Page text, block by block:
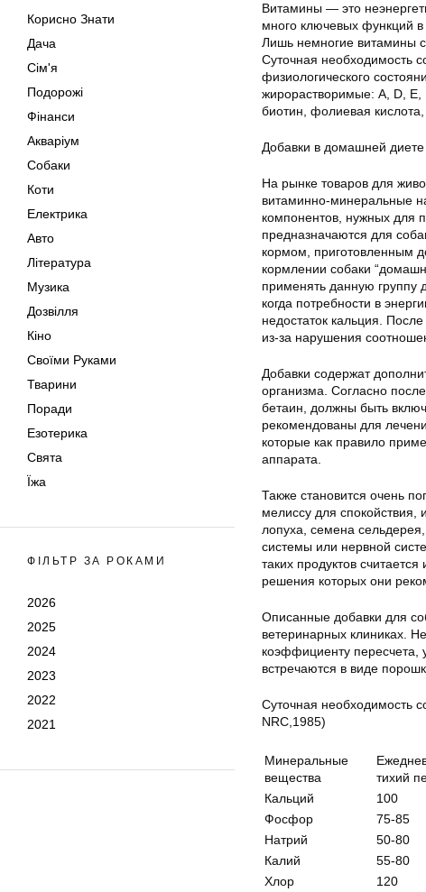
Корисно Знати
Дача
Сім'я
Подорожі
Фінанси
Акваріум
Собаки
Коти
Електрика
Авто
Література
Музика
Дозвілля
Кіно
Своїми Руками
Тварини
Поради
Езотерика
Свята
Їжа
ФІЛЬТР ЗА РОКАМИ
2026
2025
2024
2023
2022
2021
Витамины — это
много ключевых функций
Лишь немногие витамины
Суточная необходимость
физиологического
жирорастворимые: A, D, E,
биотин, фолиевая кислота,
Добавки в домашней диете
На рынке товаров для
витаминно-минеральные
компонентов, нужных для
предназначаются для
кормом, приготовленным
кормлении собаки
применять данную группу
когда потребности в
недостаток кальция.
из-за нарушения
Добавки содержат
организма. Согласно
бетаин, должны быть
рекомендованы для
которые как правило
аппарата.
Также становится очень
мелиссу для
лопуха, семена
системы или нервной
таких продуктов
решения которых они
Описанные добавки для
ветеринарных клиниках.
коэффициенту пересчета,
встречаются в виде
Суточная необходимость
NRC,1985)
Минеральные
вещества
тихий
Кальций
100
Фосфор
75-85
Натрий
50-80
Калий
55-80
Хлор
120